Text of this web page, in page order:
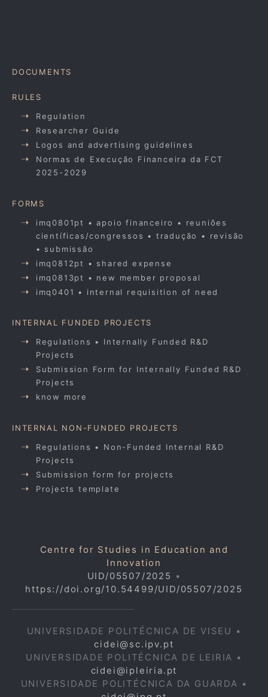
DOCUMENTS
RULES
Regulation
Researcher Guide
Logos and advertising guidelines
Normas de Execução Financeira da FCT
2025-2029
FORMS
imq0801pt • apoio financeiro • reuniões
científicas/congressos • tradução • revisão
• submissão
imq0812pt • shared expense
imq0813pt • new member proposal
imq0401 • internal requisition of need
INTERNAL FUNDED PROJECTS
Regulations • Internally Funded R&D
Projects
Submission Form for Internally Funded R&D
Projects
know more
INTERNAL NON-FUNDED PROJECTS
Regulations • Non-Funded Internal R&D
Projects
Submission form for projects
Projects template
Centre for Studies in Education and
Innovation
UID/05507/2025 •
https://doi.org/10.54499/UID/05507/2025
UNIVERSIDADE POLITÉCNICA DE VISEU •
cidei@sc.ipv.pt
UNIVERSIDADE POLITÉCNICA DE LEIRIA •
cidei@ipleiria.pt
UNIVERSIDADE POLITÉCNICA DA GUARDA •